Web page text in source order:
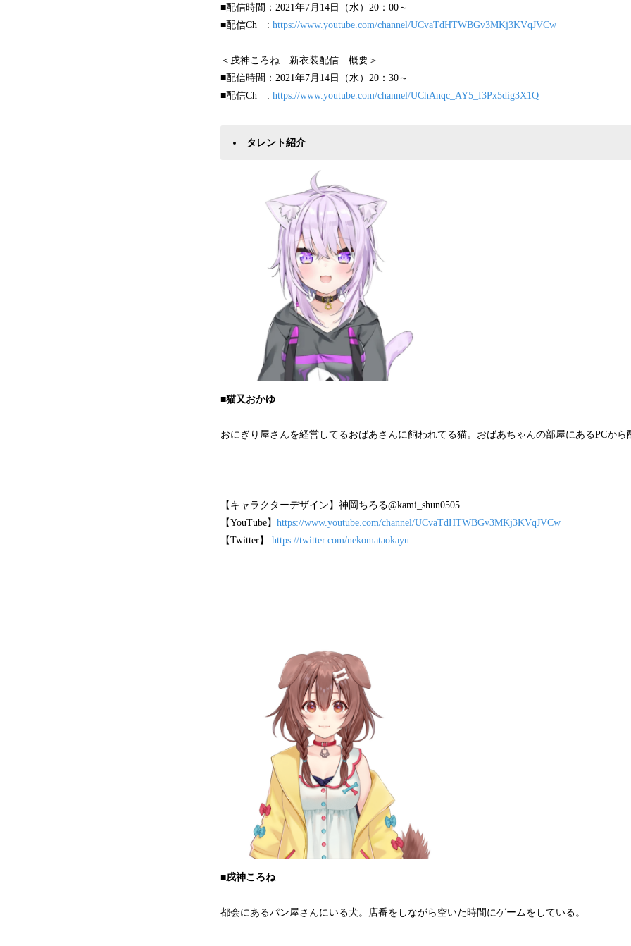
■配信時間：2021年7月14日（水）20：00～
■配信Ch : https://www.youtube.com/channel/UCvaTdHTWBGv3MKj3KVqJVCw
＜戌神ころね 新衣装配信 概要＞
■配信時間：2021年7月14日（水）20：30～
■配信Ch : https://www.youtube.com/channel/UChAnqc_AY5_I3Px5dig3X1Q
タレント紹介
■猫又おかゆ
おにぎり屋さんを経営してるおばあさんに飼われてる猫。おばあちゃんの部屋にあるPCから
【キャラクターデザイン】神岡ちろる@kami_shun0505
【YouTube】 https://www.youtube.com/channel/UCvaTdHTWBGv3MKj3KVqJVCw
【Twitter】 https://twitter.com/nekomataokayu
■戌神ころね
都会にあるパン屋さんにいる犬。店番をしながら空いた時間にゲームをしている。